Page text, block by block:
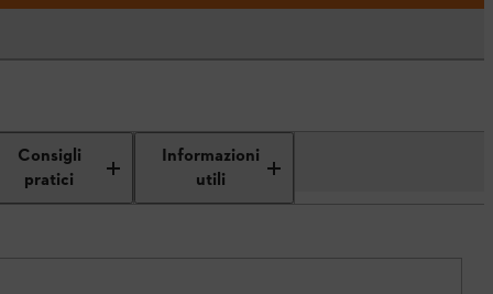
Consigli
pratici
Informazioni
utili